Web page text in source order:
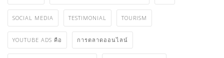
SOCIAL MEDIA TESTIMONIAL TOURISM
YOUTUBE ADS คือ การตลาดออนไลน์